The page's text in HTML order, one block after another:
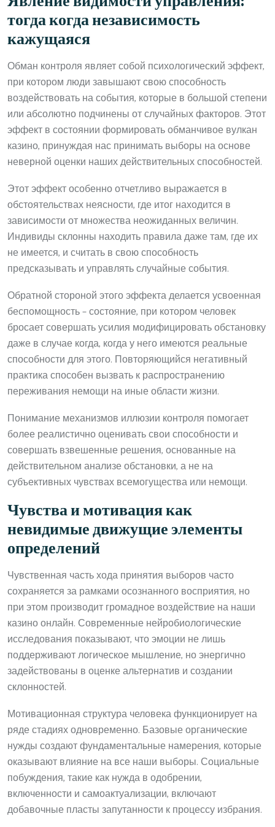
тогда когда независимость
кажущаяся
Обман контроля являет собой психологический эффект,
при котором люди завышают свою способность
воздействовать на события, которые в большой степени
или абсолютно подчинены от случайных факторов. Этот
эффект в состоянии формировать обманчивое вулкан
казино, принуждая нас принимать выборы на основе
неверной оценки наших действительных способностей.
Этот эффект особенно отчетливо выражается в
обстоятельствах неясности, где итог находится в
зависимости от множества неожиданных величин.
Индивиды склонны находить правила даже там, где их
не имеется, и считать в свою способность
предсказывать и управлять случайные события.
Обратной стороной этого эффекта делается усвоенная
беспомощность – состояние, при котором человек
бросает совершать усилия модифицировать обстановку
даже в случае когда, когда у него имеются реальные
способности для этого. Повторяющийся негативный
практика способен вызвать к распространению
переживания немощи на иные области жизни.
Понимание механизмов иллюзии контроля помогает
более реалистично оценивать свои способности и
совершать взвешенные решения, основанные на
действительном анализе обстановки, а не на
субъективных чувствах всемогущества или немощи.
Чувства и мотивация как
невидимые движущие элементы
определений
Чувственная часть хода принятия выборов часто
сохраняется за рамками осознанного восприятия, но
при этом производит громадное воздействие на наши
казино онлайн. Современные нейробиологические
исследования показывают, что эмоции не лишь
поддерживают логическое мышление, но энергично
задействованы в оценке альтернатив и создании
склонностей.
Мотивационная структура человека функционирует на
ряде стадиях одновременно. Базовые органические
нужды создают фундаментальные намерения, которые
оказывают влияние на все наши выборы. Социальные
побуждения, такие как нужда в одобрении,
включенности и самоактуализации, включают
добавочные пласты запутанности к процессу избрания.